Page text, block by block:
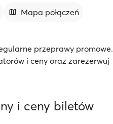
Mapa połączeń
przeprawy promowe.
i ceny oraz zarezerwuj
i ceny biletów